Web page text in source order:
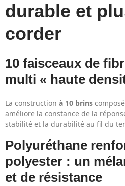
durable et
corder
10 faisceaux de
multi « haute
La construction à 10 brins
améliore la constance de la
stabilité et la durabilité au fil du
Polyuréthane
polyester : un
et de résistance